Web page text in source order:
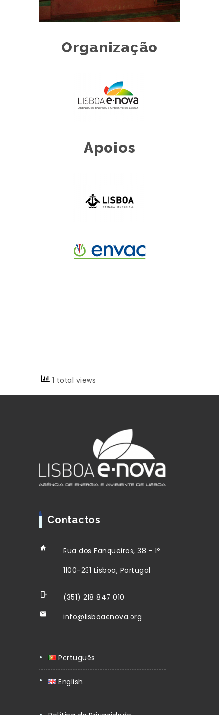
Organização
Apoios
1 total views
Contactos
Rua dos Fanqueiros, 38 - 1º
1100-231 Lisboa, Portugal
(351) 218 847 010
info@lisboaenova.org
Português
English